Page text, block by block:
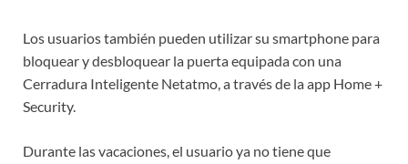
Los usuarios también pueden utilizar su smartphone para
bloquear y desbloquear la puerta equipada con una
Cerradura Inteligente Netatmo, a través de la app Home +
Security.
Durante las vacaciones, el usuario ya no tiene que